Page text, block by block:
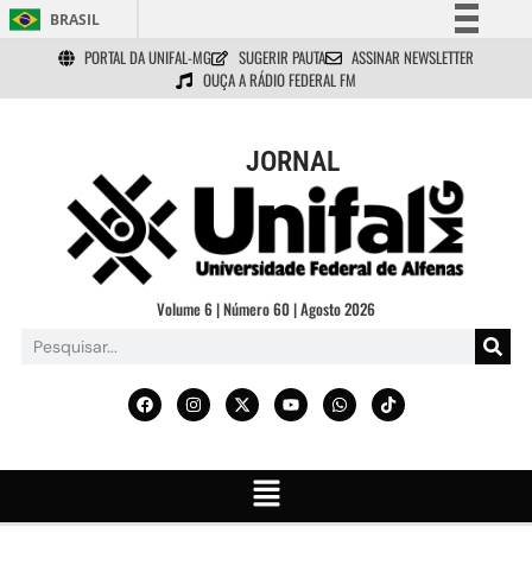
BRASIL
Simplifique!
Comunica BR
Acesso à informação
Legislação
Canais
PORTAL DA UNIFAL-MG SUGERIR PAUTA
ASSINAR NEWSLETTER
OUÇA A RÁDIO FEDERAL FM
JORNAL
Volume 6 | Número 60 | Agosto 2026